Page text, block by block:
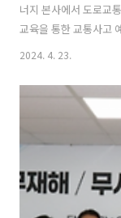
너지 본사에서 도로교
교육을 통한 교통사고
예방을 위한 안전캠페
위해 상호 긴밀히 협
본부 업무용 차량 운
에 부착하는 교통안전
물을 제작·배포해 교통
2024. 4. 23.